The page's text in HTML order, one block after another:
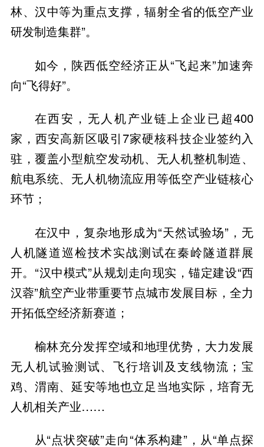
林、汉中等为重点支撑，辐射全省的低空产业
研发制造集群”。
如今，陕西低空经济正从“飞起来”加速奔
向“飞得好”。
在西安，无人机产业链上企业已超400
家，西安高新区吸引7家硬核科技企业签约入
驻，覆盖小型航空发动机、无人机整机制造、
航电系统、无人机物流应用等低空产业链核心
环节；
在汉中，复杂地形成为“天然试验场”，无
人机隧道巡检技术实战测试在秦岭隧道群展
开。“汉中模式”从规划走向现实，锚定建设“西
汉蓉”航空产业带重要节点城市发展目标，全力
开拓低空经济新赛道；
榆林充分发挥空域和地理优势，大力发展
无人机试验测试、飞行培训及支线物流；宝
鸡、渭南、延安等地也立足当地实际，培育无
人机相关产业……
从“点状突破”走向“体系构建”，从“单点探